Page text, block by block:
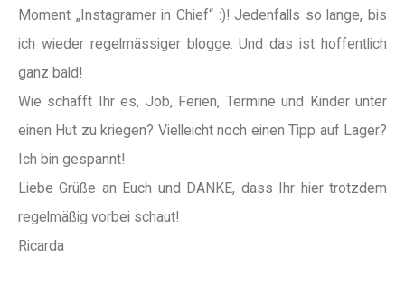
Moment „Instagramer in Chief“ :)! Jedenfalls so lange, bis
ich wieder regelmässiger blogge. Und das ist hoffentlich
ganz bald!
Wie schafft Ihr es, Job, Ferien, Termine und Kinder unter
einen Hut zu kriegen? Vielleicht noch einen Tipp auf Lager?
Ich bin gespannt!
Liebe Grüße an Euch und DANKE, dass Ihr hier trotzdem
regelmäßig vorbei schaut!
Ricarda